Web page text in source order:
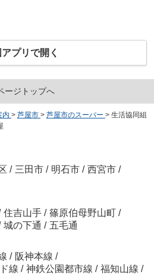
プリで開く
ージトップへ
内 > 芦屋市 > 芦屋市のスーパー > 生活協同組
/ 三田市 / 明石市 / 西宮市 /
住吉山手 / 篠原伯母野山町 /
城の下通 / 五毛通
/ 阪神本線 /
線 / 神鉄公園都市線 / 福知山線 /